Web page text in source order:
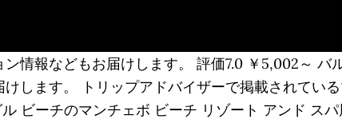
情報などもお届けします。 評価7.0 ￥5,002～ バ
します。 トリップアドバイザーで掲載されてい
ビーチのマンチェボ ビーチ リゾート アンド スパ